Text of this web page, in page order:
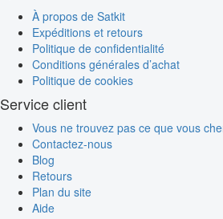
À propos de Satkit
Expéditions et retours
Politique de confidentialité
Conditions générales d’achat
Politique de cookies
Service client
Vous ne trouvez pas ce que vous
Contactez-nous
Blog
Retours
Plan du site
Aide